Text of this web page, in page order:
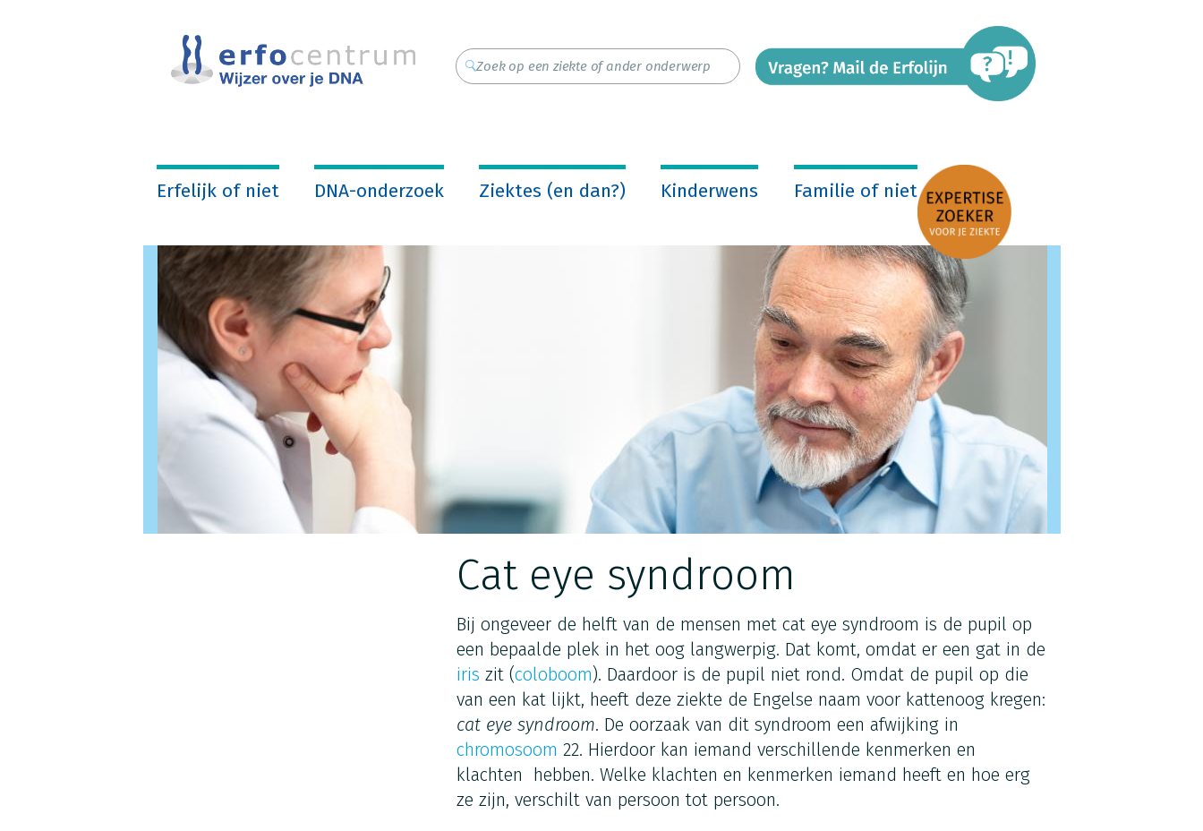
Erfelijk of niet DNA-onderzoek Ziektes (en dan?) Kinderwens Familie of niet
Cat eye syndroom
Bij ongeveer de helft van de mensen met cat eye syndroom is de pupil op
een bepaalde plek in het oog langwerpig. Dat komt, omdat er een gat in de
iris zit (coloboom). Daardoor is de pupil niet rond. Omdat de pupil op die
van een kat lijkt, heeft deze ziekte de Engelse naam voor kattenoog kregen:
cat eye syndroom. De oorzaak van dit syndroom een afwijking in
chromosoom 22. Hierdoor kan iemand verschillende kenmerken en
klachten hebben. Welke klachten en kenmerken iemand heeft en hoe erg
ze zijn, verschilt van persoon tot persoon.